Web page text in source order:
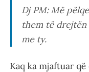
Dj PM:Më
them të drejtën
me ty.
Kaq ka mjaftuar